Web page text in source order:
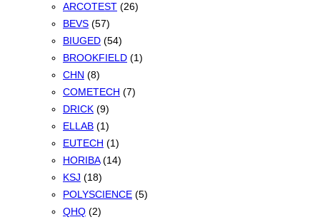
ARCOTEST (26)
BEVS (57)
BIUGED (54)
BROOKFIELD (1)
CHN (8)
COMETECH (7)
DRICK (9)
ELLAB (1)
EUTECH (1)
HORIBA (14)
KSJ (18)
POLYSCIENCE (5)
QHQ (2)